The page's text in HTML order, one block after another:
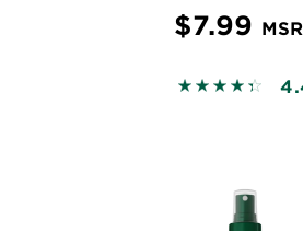
$7.99
4.3915 out of